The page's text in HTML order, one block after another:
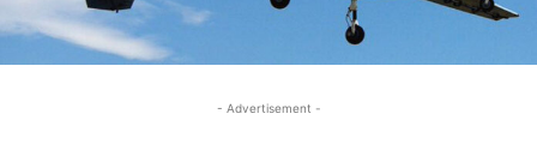
- Advertisement -